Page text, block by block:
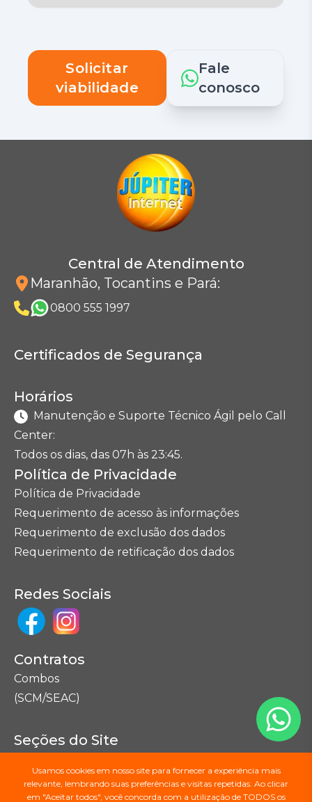
Solicitar
viabilidade
Fale
conosco
Usamos cookies em nosso site para fornecer a experiência mais
relevante, lembrando suas preferências e visitas repetidas. Ao clicar
em "Aceitar todos", você concorda com a utilização de TODOS os
Central de Atendimento
Maranhão, Tocantins e Pará:
0800 555 1997
Certificados de Segurança
Horários
Manutenção e Suporte Técnico Ágil pelo Call
Center:
Todos os dias, das 07h às 23:45.
Política de Privacidade
Política de Privacidade
Requerimento de acesso às informações
Requerimento de exclusão dos dados
Requerimento de retificação dos dados
Redes Sociais
Contratos
Combos
(SCM/SEAC)
Seções do Site